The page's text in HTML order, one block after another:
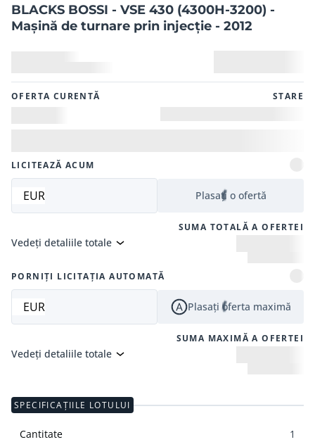
BLACKS BOSSI - VSE 430 (4300H-3200) -
Mașină de turnare prin injecție - 2012
OFERTA CURENTĂ STARE
LICITEAZĂ ACUM
EUR Plasați o ofertă
SUMA TOTALĂ A OFERTEI
Vedeți detaliile totale
PORNIȚI LICITAȚIA AUTOMATĂ
EUR Plasați oferta maximă
SUMA MAXIMĂ A OFERTEI
Vedeți detaliile totale
SPECIFICAȚIILE LOTULUI
Cantitate 1